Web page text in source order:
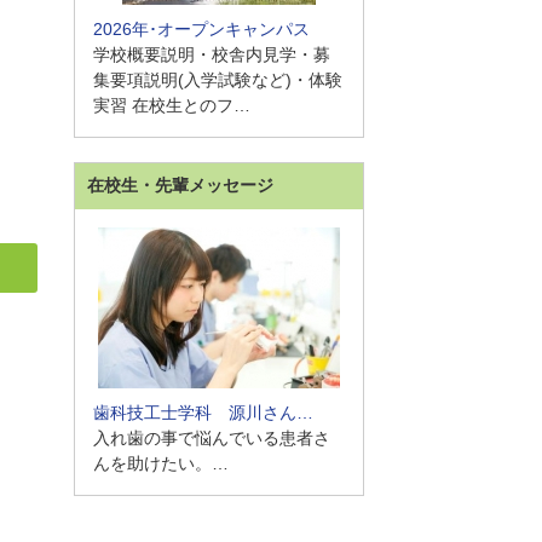
2026年･オープンキャンパス
学校概要説明・校舎内見学・募
集要項説明(入学試験など)・体験
実習 在校生とのフ…
在校生・先輩メッセージ
歯科技工士学科 源川さん…
入れ歯の事で悩んでいる患者さ
んを助けたい。…